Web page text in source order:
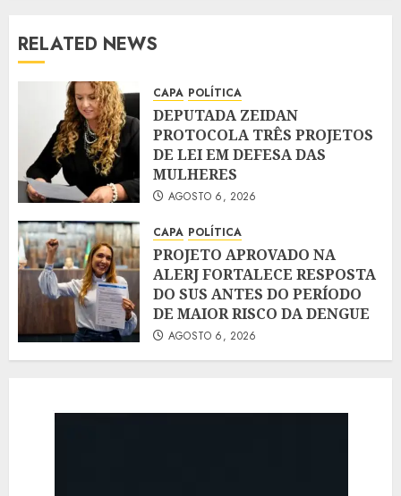
RELATED NEWS
CAPA POLÍTICA
DEPUTADA ZEIDAN
PROTOCOLA TRÊS PROJETOS
DE LEI EM DEFESA DAS
MULHERES
AGOSTO 6, 2026
CAPA POLÍTICA
PROJETO APROVADO NA
ALERJ FORTALECE RESPOSTA
DO SUS ANTES DO PERÍODO
DE MAIOR RISCO DA DENGUE
AGOSTO 6, 2026